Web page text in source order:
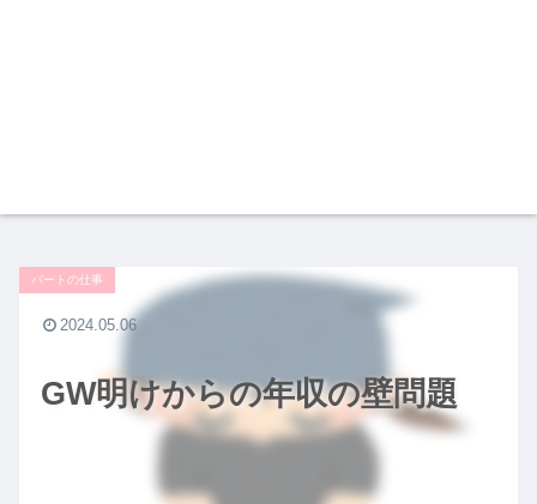
GW明けからの年収の壁問題
パートの仕事
2024.05.06